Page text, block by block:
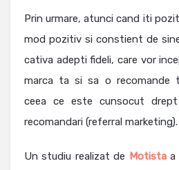
Prin urmare, atunci cand iti
mod pozitiv si constient de
cativa adepti fideli, care vor
marca ta si sa o recomande
ceea ce este cunsocut
recomandari (referral marketing).
Un studiu realizat de Motistaa